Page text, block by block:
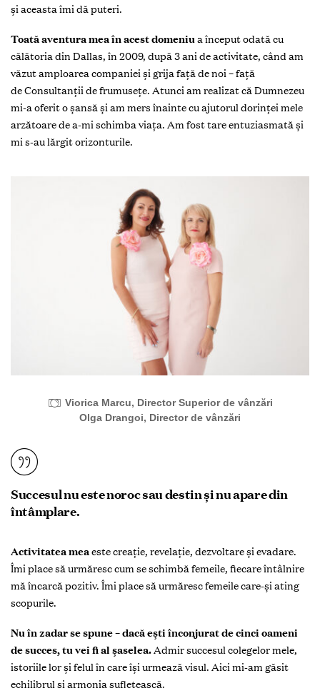
și aceasta îmi dă puteri.
Toată aventura mea în acest domeniua început odată cu
călătoria din Dallas, în 2009, după 3 ani de activitate, când am
văzut amploarea companiei și grija față de noi – față
de Consultanții de frumusețe. Atunci am realizat că Dumnezeu
mi-a oferit o șansă și am mers înainte cu ajutorul dorinței mele
arzătoare de a-mi schimba viața. Am fost tare entuziasmată și
mi s-au lărgit orizonturile.
Viorica Marcu, Director Superior de vânzări
Olga Drangoi, Director de vânzări
Succesul nu este noroc sau destin și nu apare din
întâmplare.
Activitatea meaeste creație, revelație, dezvoltare și evadare.
Îmi place să urmăresc cum se schimbă femeile, fiecare întâlnire
mă încarcă pozitiv. Îmi place să urmăresc femeile care-și ating
scopurile.
Nu în zadar se spune – dacă ești înconjurat de cinci oameni
de succes, tu vei fi al șaselea.Admir succesul colegelor mele,
istoriile lor și felul în care își urmează visul. Aici mi-am găsit
echilibrul și armonia sufletească.